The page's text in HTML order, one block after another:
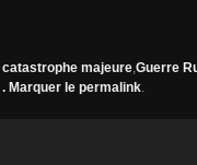
catastrophe majeure Guerre
. Marquer le permalink